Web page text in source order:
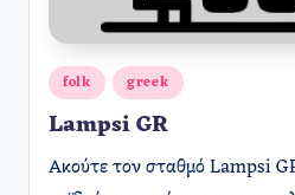
Αναρτήθηκε
σε
folk greek
Lampsi GR
Ακούτε τον σταθμό Lampsi